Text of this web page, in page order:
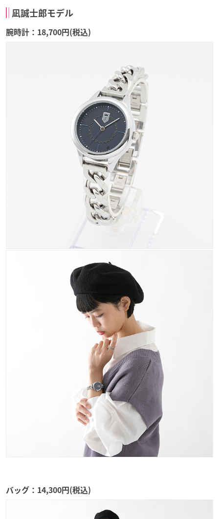
凪誠士郎モデル
腕時計：18,700円(税込)
バッグ：14,300円(税込)